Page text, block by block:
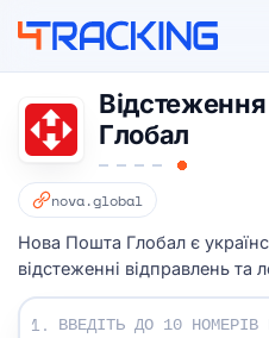
Глобал
nova.global
Нова Пошта Глобал є
відстеженні відправлень та
Введіть свої номери
1.